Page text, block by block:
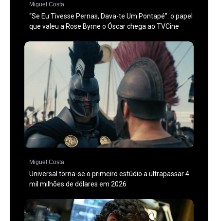
Miguel Costa
“Se Eu Tivesse Pernas, Dava-te Um Pontapé”: o papel
que valeu a Rose Byrne o Óscar chega ao TVCine
Miguel Costa
Universal torna-se o primeiro estúdio a ultrapassar 4
mil milhões de dólares em 2026